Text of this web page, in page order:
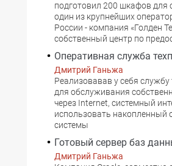
подготовил 200 шкафов для
один из крупнейших
России - компания «Голден
собственный центр по
Оперативная служба
Дмитрий Ганьжа
Реализовавав у себя
для обслуживания
через Internet, системный
использовать накопленный
системы
Готовый сервер баз
Дмитрий Ганьжа